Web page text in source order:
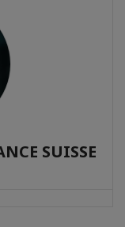
SUISSE